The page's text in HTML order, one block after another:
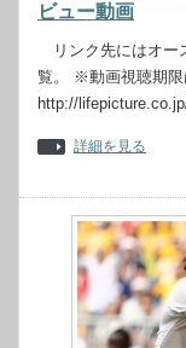
ビュー動画
リンク先にはオー
覧。 ※動画視聴期限
http://
詳細を見る